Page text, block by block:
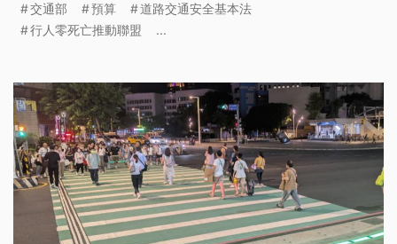
億元提升人行安全計畫，交通部明年道安預算才會相
對減少。
交通部 預算
道路交通安全基本法
行人零死亡推動聯盟
...